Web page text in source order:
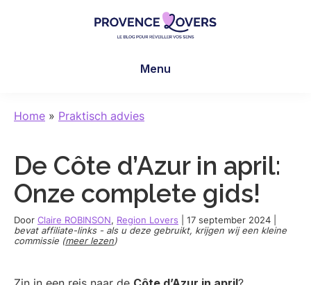
in
-
blog
van
Claire
Menu
Home » Praktisch advies
De Côte d’Azur in april:
Onze complete gids!
Door Claire ROBINSON, Region Lovers 17 september 2024
bevat affiliate-links - als u deze gebruikt, krijgen wij een kleine
commissie (meer lezen)